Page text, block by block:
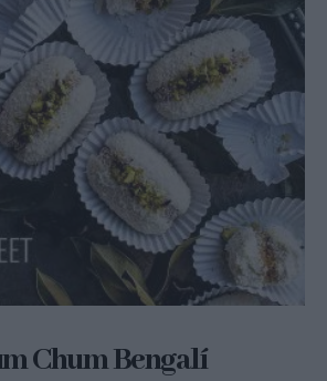
Chum Bengalí